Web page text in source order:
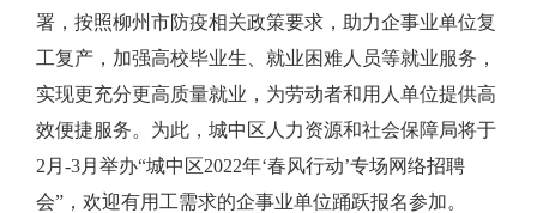
互动回应
数据专题
署，按照柳州市防疫相关政策要求，助力企事业单位复
工复产，加强高校毕业生、就业困难人员等就业服务，
实现更充分更高质量就业，为劳动者和用人单位提供高
效便捷服务。为此， 城中区人力资源和社会保障局将于
2月-3月举办“城中区2022年‘春风行动’专场网络招聘
会”，欢迎有用工需求的企事业单位踊跃报名参加。